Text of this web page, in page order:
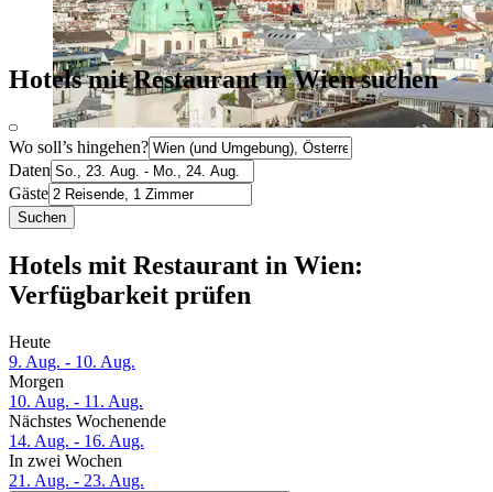
Hotels mit Restaurant in Wien suchen
Wo soll’s hingehen?
Daten
Gäste
Suchen
Hotels mit Restaurant in Wien:
Verfügbarkeit prüfen
Heute
9. Aug. - 10. Aug.
Morgen
10. Aug. - 11. Aug.
Nächstes Wochenende
14. Aug. - 16. Aug.
In zwei Wochen
21. Aug. - 23. Aug.